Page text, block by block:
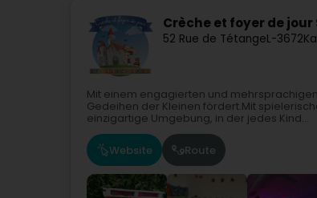
Crèche et foyer de
52 Rue de TétangeL-3672
Mit einem engagierten und
Gedeihen der Kleinen fördert.Mit
einzigartige Umgebung, in der jedes Kind...
Website Route